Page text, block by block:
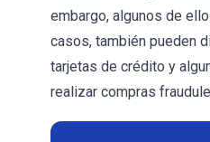
embargo, algunos de
casos, también pueden
tarjetas de crédito y
realizar compras